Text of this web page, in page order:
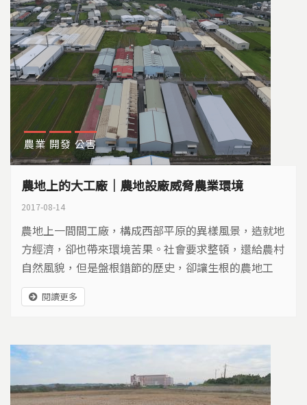
農業 開發 公害
農地上的大工廠｜農地設廠威脅農業環境
2017-08-14
農地上一間間工廠，構成西部平原的異樣風景，造就地
方經濟，卻也帶來環境苦果。社會要求整頓，還給農村
自然風貌，但是盤根錯節的歷史，卻讓生根的農地工
廠，形成難以拔除的問題。
閱讀更多